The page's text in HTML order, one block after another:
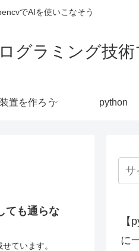
でAIを使いこなそう
グラミング技
置を作ろう python
ても通らな
ています。
【
に